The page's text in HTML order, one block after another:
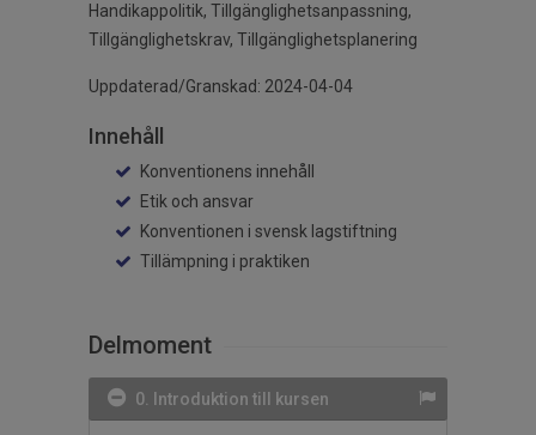
Handikappolitik, Tillgänglighetsanpassning,
Tillgänglighetskrav, Tillgänglighetsplanering
Uppdaterad/Granskad: 2024-04-04
Innehåll
Konventionens innehåll
Etik och ansvar
Konventionen i svensk lagstiftning
Tillämpning i praktiken
Delmoment
0. Introduktion till kursen